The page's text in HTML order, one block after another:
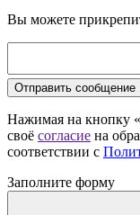
Вы можете
Отправить сообщение
Нажимая на кнопку
своё согласие на
соответствии с
Заполните форму